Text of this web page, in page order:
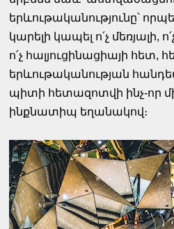
երևութականությունը՝
կարելի կապել ո՛չ մեռյալի,
ո՛չ հալյուցինացիայի հետ,
երևութականության
պիտի հետազոտվի ինչ-որ մի
ինքնատիպ եղանակով։